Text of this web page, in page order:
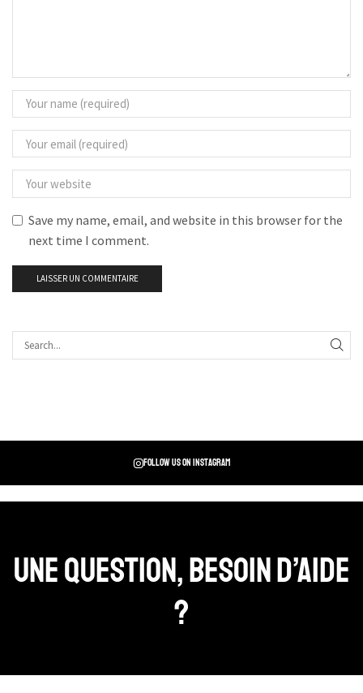
Save my name, email, and website in this browser for the
next time I comment.
Follow us on instagram
Une question, Besoin d’aide
?